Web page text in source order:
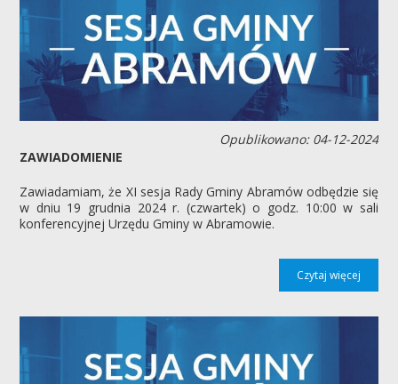
Opublikowano: 04-12-2024
ZAWIADOMIENIE
Zawiadamiam, że XI sesja Rady Gminy Abramów odbędzie się
w dniu 19 grudnia 2024 r. (czwartek) o godz. 10:00 w sali
konferencyjnej Urzędu Gminy w Abramowie.
Czytaj więcej